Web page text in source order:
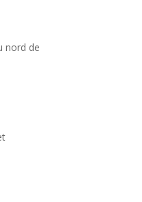
nord de